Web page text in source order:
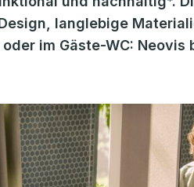
langlebige
im Gäste-WC: